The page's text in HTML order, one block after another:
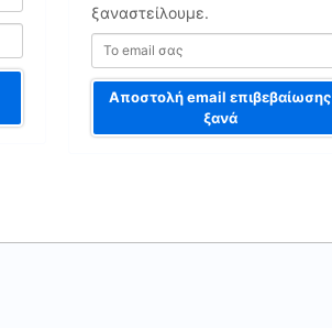
ξαναστείλουμε.
Αποστολή email επιβεβαίωσης
ξανά